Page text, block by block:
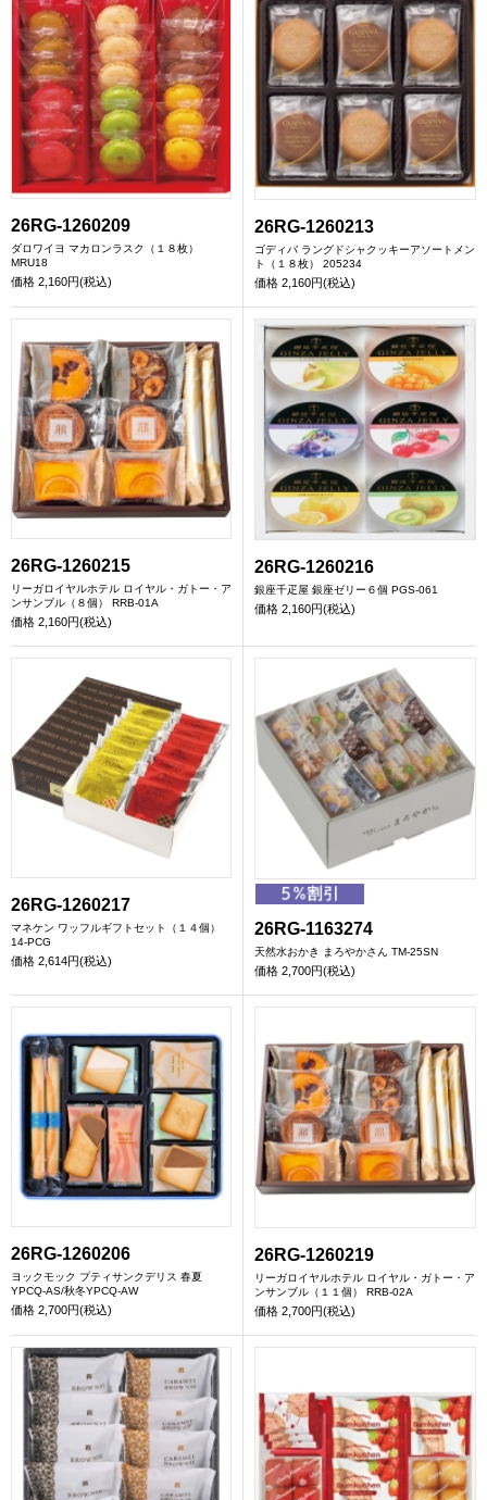
26RG-1260209
ダロワイヨ マカロンラスク（１８枚）
MRU18
価格 2,160円(税込)
26RG-1260213
ゴディバ ラングドシャクッキーアソートメン
ト（１８枚） 205234
価格 2,160円(税込)
26RG-1260215
リーガロイヤルホテル ロイヤル・ガトー・ア
ンサンブル（８個） RRB-01A
価格 2,160円(税込)
26RG-1260216
銀座千疋屋 銀座ゼリー６個 PGS-061
価格 2,160円(税込)
26RG-1260217
マネケン ワッフルギフトセット（１４個）
14-PCG
価格 2,614円(税込)
26RG-1163274
天然水おかき まろやかさん TM-25SN
価格 2,700円(税込)
26RG-1260206
ヨックモック プティサンクデリス 春夏
YPCQ-AS/秋冬YPCQ-AW
価格 2,700円(税込)
26RG-1260219
リーガロイヤルホテル ロイヤル・ガトー・ア
ンサンブル（１１個） RRB-02A
価格 2,700円(税込)